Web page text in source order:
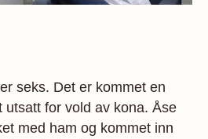
seks. Det er kommet en
for vold av kona. Åse
med ham og kommet inn